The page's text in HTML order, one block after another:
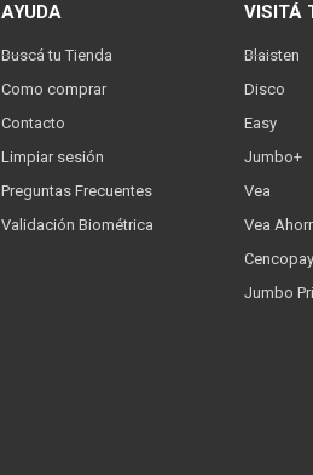
AYUDA
Buscá tu Tienda
Como comprar
Contacto
Limpiar sesión
Preguntas Frecuentes
Validación Biométrica
VISITÁ
Blaisten
Disco
Easy
Jumbo+
Vea
Vea
Cencopay
Jumbo